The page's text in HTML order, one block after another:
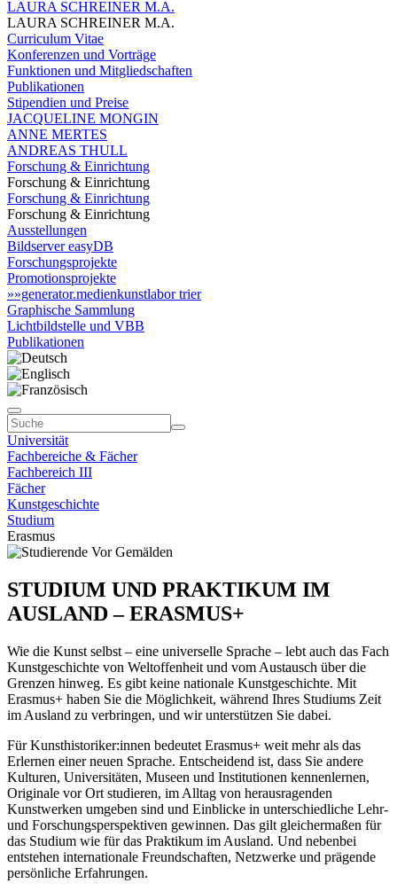
LAURA SCHREINER M.A.
LAURA SCHREINER M.A.
Curriculum Vitae
Konferenzen und Vorträge
Funktionen und Mitgliedschaften
Publikationen
Stipendien und Preise
JACQUELINE MONGIN
ANNE MERTES
ANDREAS THULL
Forschung & Einrichtung
Forschung & Einrichtung
Forschung & Einrichtung
Forschung & Einrichtung
Ausstellungen
Bildserver easyDB
Forschungsprojekte
Promotionsprojekte
»»generator.medienkunstlabor trier
Graphische Sammlung
Lichtbildstelle und VBB
Publikationen
Universität
Fachbereiche & Fächer
Fachbereich III
Fächer
Kunstgeschichte
Studium
Erasmus
STUDIUM UND PRAKTIKUM IM
AUSLAND – ERASMUS+
Wie die Kunst selbst – eine universelle Sprache – lebt auch das Fach
Kunstgeschichte von Weltoffenheit und vom Austausch über die
Grenzen hinweg. Es gibt keine nationale Kunstgeschichte. Mit
Erasmus+ haben Sie die Möglichkeit, während Ihres Studiums Zeit
im Ausland zu verbringen, und wir unterstützen Sie dabei.
Für Kunsthistoriker:innen bedeutet Erasmus+ weit mehr als das
Erlernen einer neuen Sprache. Entscheidend ist, dass Sie andere
Kulturen, Universitäten, Museen und Institutionen kennenlernen,
Originale vor Ort studieren, im Alltag von herausragenden
Kunstwerken umgeben sind und Einblicke in unterschiedliche Lehr-
und Forschungsperspektiven gewinnen. Das gilt gleichermaßen für
das Studium wie für das Praktikum im Ausland. Und nebenbei
entstehen internationale Freundschaften, Netzwerke und prägende
persönliche Erfahrungen.